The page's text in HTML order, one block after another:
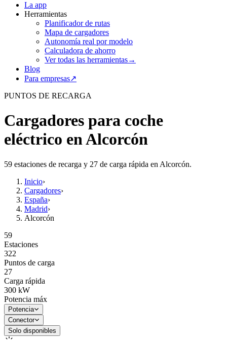
La app
Herramientas
Planificador de rutas
Mapa de cargadores
Autonomía real por modelo
Calculadora de ahorro
Ver todas las herramientas→
Blog
Para empresas↗
PUNTOS DE RECARGA
Cargadores para coche
eléctrico en Alcorcón
59 estaciones de recarga y 27 de carga rápida en Alcorcón.
Inicio›
Cargadores›
España›
Madrid›
Alcorcón
59
Estaciones
322
Puntos de carga
27
Carga rápida
300 kW
Potencia máx
Potencia
Conector
Solo disponibles